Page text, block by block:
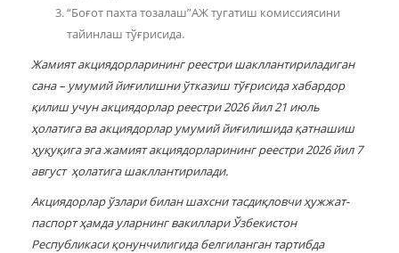
“Боғот пахта тозалаш”АЖ тугатиш комиссиясини
тайинлаш тўғрисида.
Жамият акциядорларининг реестри шакллантириладиган
сана – умумий йиғилишни ўтказиш тўғрисида хабардор
қилиш учун акциядорлар реестри 2026 йил 21 июль
ҳолатига ва акциядорлар умумий йиғилишида қатнашиш
ҳуқуқига эга жамият акциядорларининг реестри 2026 йил 7
август ҳолатига шакллантирилади.
Акциядорлар ўзлари билан шахсни тасдиқловчи ҳужжат-
паспорт ҳамда уларнинг вакиллари Ўзбекистон
Республикаси қонунчилигидабелгиланган тартибда